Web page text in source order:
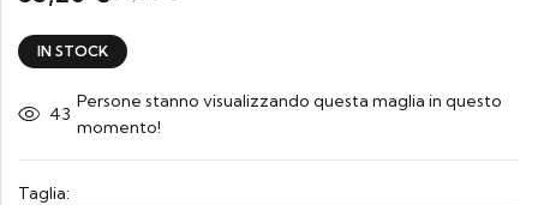
IN STOCK
43
Persone stanno visualizzando questa maglia in questo
momento!
Taglia: